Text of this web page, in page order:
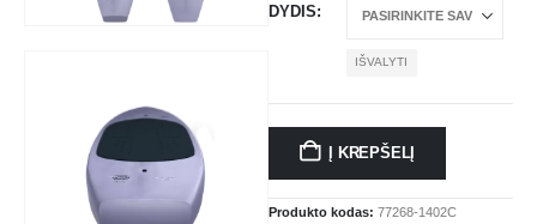
DYDIS
IŠVALYTI
Į KREPŠELĮ
Produkto kodas: 77268-1402C